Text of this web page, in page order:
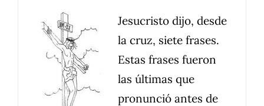
Jesucristo dijo, desde
la cruz, siete frases.
Estas frases fueron
las últimas que
pronunció antes de